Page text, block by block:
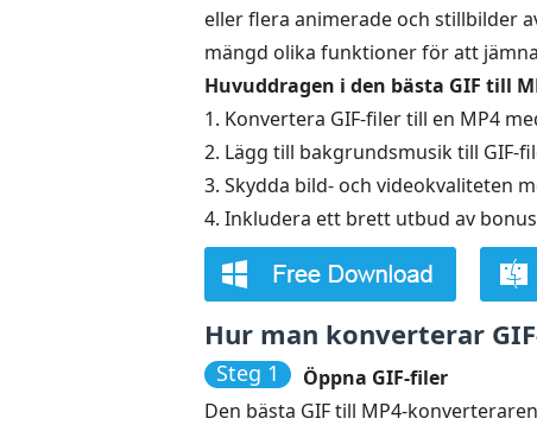
eller flera animerade och stillbilder
mängd olika funktioner för att
Huvuddragen i den bästa GIF till
1. Konvertera GIF-filer till en MP4
2. Lägg till bakgrundsmusik till GIF-
3. Skydda bild- och videokvaliteten
4. Inkludera ett brett utbud av
Hur man konverterar
Steg 1
Öppna GIF-filer
Den bästa GIF till MP4-